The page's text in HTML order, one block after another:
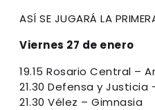
ASÍ SE JUGARÁ LA
Viernes 27 de enero
19.15 Rosario Central –
21.30 Defensa y Justicia
21.30 Vélez – Gimnasia